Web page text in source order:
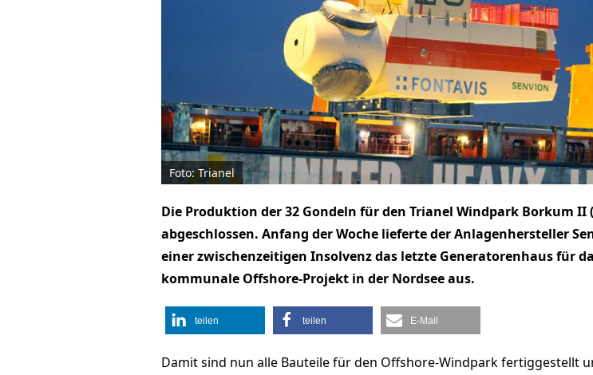
Foto: Trianel
Die Produktion der 32 Gondeln für den Trianel Windpark Borkum II
abgeschlossen. Anfang der Woche lieferte der Anlagenhersteller
einer zwischenzeitigen Insolvenz das letzte Generatorenhaus für
kommunale Offshore-Projekt in der Nordsee aus.
teilen teilen E-Mail
Damit sind nun alle Bauteile für den Offshore-Windpark fertiggestellt